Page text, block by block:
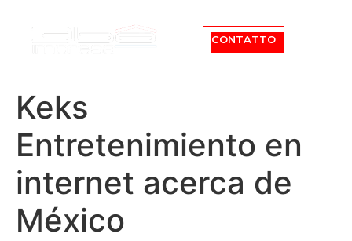
CONTATTO
Keks
Entretenimiento en
internet acerca de
México